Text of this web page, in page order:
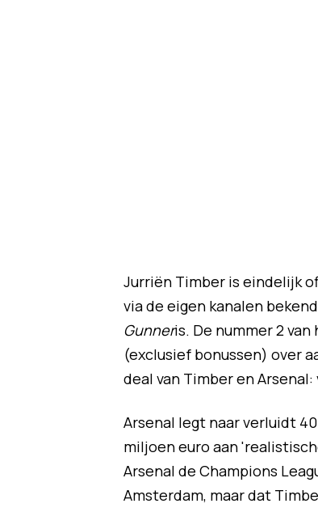
Jurriën Timber is eindelijk
via de eigen kanalen
Gunneris. De nummer 2
(exclusief bonussen) over
deal van Timber en
Arsenal legt naar verluidt
miljoen euro aan
Arsenal de Champions
Amsterdam, maar dat